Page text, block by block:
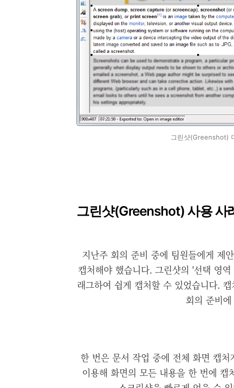
그린샷(Greenshot)
그린샷(Greenshot) 사용 사
지난주 회의 준비 중에 팀원들에게 제
캡처해야 했습니다. 그린샷의 '선택 영
래그하여 쉽게 캡처할 수 있었습니다.
회의 준비
한 번은 문서 작업 중에 전체 화면 캡
이용해 화면의 모든 내용을 한 번에